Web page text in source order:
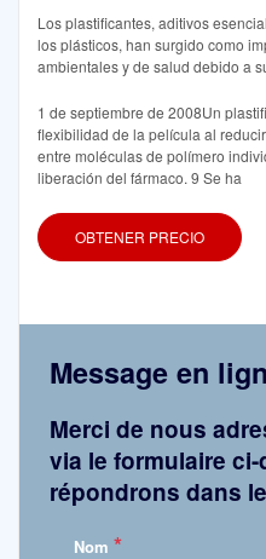
Los plastificantes, aditivos
los plásticos, han surgido como
ambientales y de salud debido a
1 de septiembre de 2008Un
flexibilidad de la película al
entre moléculas de polímero
liberación del fármaco. 9 Se ha
OBTENER PRECIO
Message en
Merci de nous
via le formulaire
répondrons dans
Nom *